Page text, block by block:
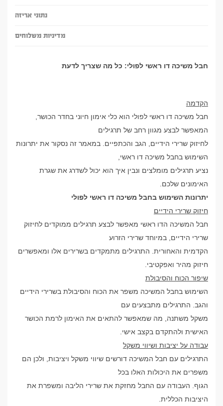
נתוני אריזה
מדיניות משלוחים
חבל משיכה דו ראשי לפולי: כל מה שצריך לדעת
הקדמה
חבל משיכה דו ראשי לפולי הוא כלי אימון חיוני בחדר הכושר,
המאפשר לבצע מגוון רחב של תרגילים
לחיזוק שרירי הידיים, הגב והכתפיים. במאמר זה נסקור את יתרונות
השימוש בחבל משיכה דו ראשי,
נציע תרגילים מומלצים ונבין איך הוא יכול לשדרג את שגרת
האימונים שלכם.
יתרונות השימוש בחבל משיכה דו ראשי לפולי
חיזוק שרירי הידיים
חבל המשיכה הדו ראשי מאפשר לבצע תרגילים ממוקדים לחיזוק
שרירי הידיים, במיוחד שרירי הזרוע
הקדמית והאחורית. התרגילים מתמקדים בשרירים אלו ומאפשרים
חיזוק מהיר ואפקטיבי.
שיפור הכוח והסיבולת
השימוש בחבל המשיכה משפר את הכוח והסיבולת בשרירי הידיים
והגב. התרגילים מתבצעים עם
משקל משתנה, מה שמאפשר להתאים את האימון לרמת הכושר
האישית ולהתקדם בקצב אישי.
עבודה על יציבות ושיווי משקל
התרגילים עם חבל המשיכה דורשים שיווי משקל ויציבות, ולכן הם
משפרים את היכולות האלו בכל
הגוף. העבודה עם החבל מחזקת את שרירי הליבה ומשפרת את
היציבות הכללית.